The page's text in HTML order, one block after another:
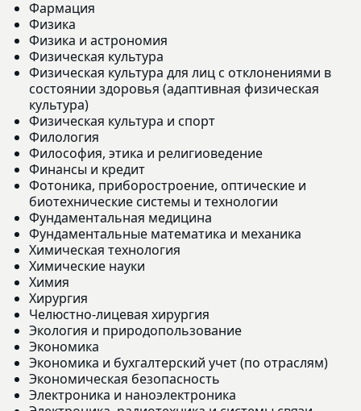
Фармация
Физика
Физика и астрономия
Физическая культура
Физическая культура для лиц с отклонениями в
состоянии здоровья (адаптивная физическая
культура)
Физическая культура и спорт
Филология
Философия, этика и религиоведение
Финансы и кредит
Фотоника, приборостроение, оптические и
биотехнические системы и технологии
Фундаментальная медицина
Фундаментальные математика и механика
Химическая технология
Химические науки
Химия
Хирургия
Челюстно-лицевая хирургия
Экология и природопользование
Экономика
Экономика и бухгалтерский учет (по отраслям)
Экономическая безопасность
Электроника и наноэлектроника